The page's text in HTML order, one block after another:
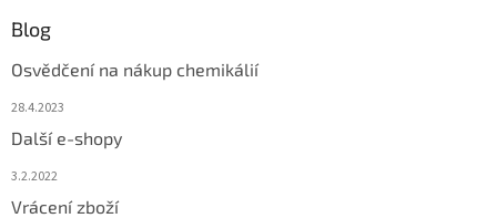
Blog
Osvědčení na nákup chemikálií
28.4.2023
Další e-shopy
3.2.2022
Vrácení zboží